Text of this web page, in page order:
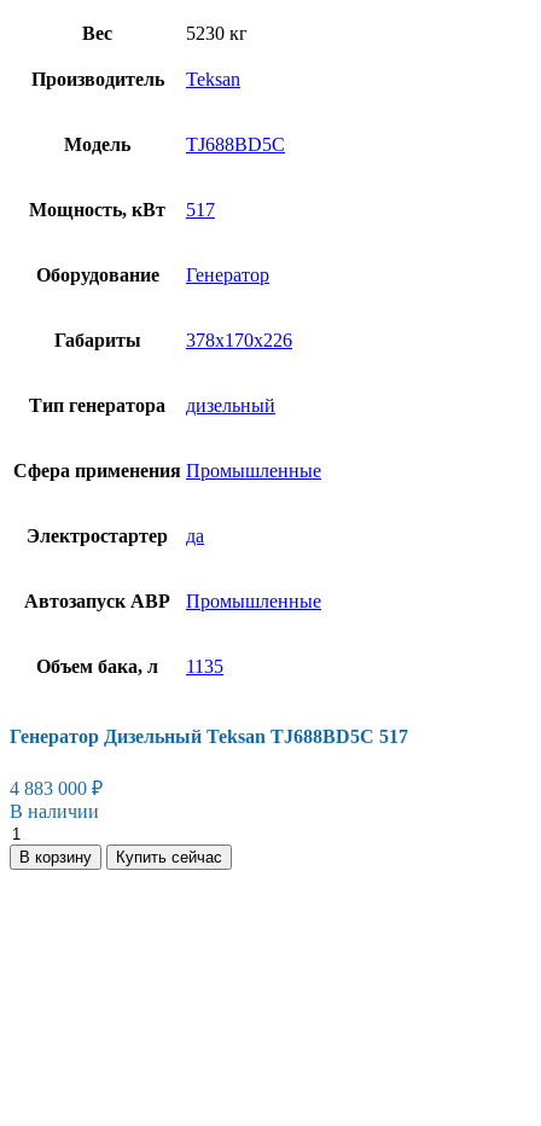
Вес 5230 кг
Производитель Teksan
Модель TJ688BD5C
Мощность, кВт 517
Оборудование Генератор
Габариты 378x170x226
Тип генератора дизельный
Сфера применения Промышленные
Электростартер да
Автозапуск АВР Промышленные
Объем бака, л 1135
Генератор Дизельный Teksan TJ688BD5C 517
4 883 000 ₽
В наличии
Генератор
Дизельный
Teksan
В корзину Купить сейчас